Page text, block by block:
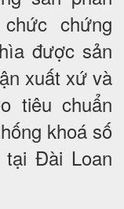
chứng
được sản
xuất xứ và
tiêu chuẩn
khoá số
Đài Loan